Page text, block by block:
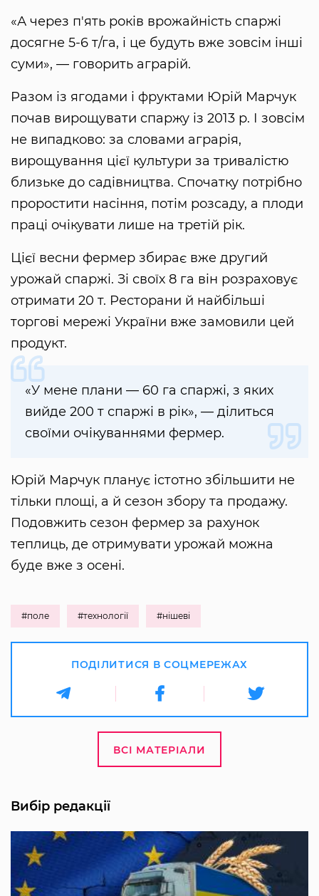
«А через п'ять років врожайність спаржі
досягне 5-6 т/га, і це будуть вже зовсім інші
суми», — говорить аграрій.
Разом із ягодами і фруктами Юрій Марчук
почав вирощувати спаржу із 2013 р. І зовсім
не випадково: за словами аграрія,
вирощування цієї культури за тривалістю
близьке до садівництва. Спочатку потрібно
проростити насіння, потім розсаду, а плоди
праці очікувати лише на третій рік.
Цієї весни фермер збирає вже другий
урожай спаржі. Зі своїх 8 га він розраховує
отримати 20 т. Ресторани й найбільші
торгові мережі України вже замовили цей
продукт.
«У мене плани — 60 га спаржі, з яких
вийде 200 т спаржі в рік», — ділиться
своїми очікуваннями фермер.
Юрій Марчук планує істотно збільшити не
тільки площі, а й сезон збору та продажу.
Подовжить сезон фермер за рахунок
теплиць, де отримувати урожай можна
буде вже з осені.
#поле #технології #нішеві
ПОДІЛИТИСЯ В СОЦМЕРЕЖАХ
ВСІ МАТЕРІАЛИ
Вибір редакції